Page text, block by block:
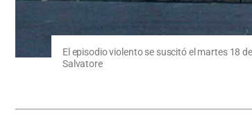
El episodio violento se suscitó el martes 18
Salvatore